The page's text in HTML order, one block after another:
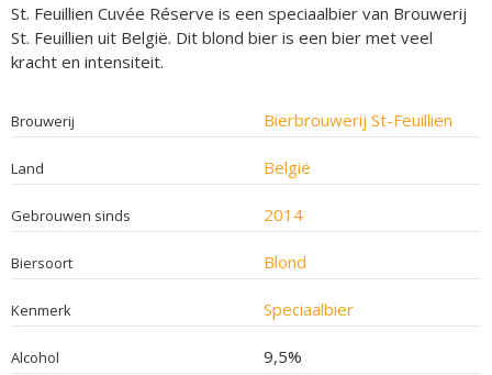
St. Feuillien Cuvée Réserve is een speciaalbier van Brouwerij
St. Feuillien uit België. Dit blond bier is een bier met veel
kracht en intensiteit.
Brouwerij Bierbrouwerij St-Feuillien
Land België
Gebrouwen sinds 2014
Biersoort Blond
Kenmerk Speciaalbier
Alcohol 9,5%